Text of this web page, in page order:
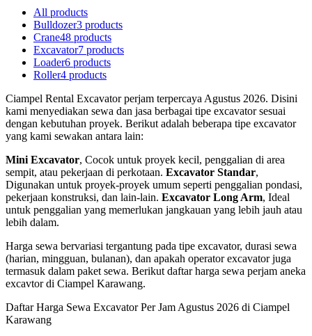
All products
Bulldozer3 products
Crane48 products
Excavator7 products
Loader6 products
Roller4 products
Ciampel Rental Excavator perjam terpercaya Agustus 2026. Disini
kami menyediakan sewa dan jasa berbagai tipe excavator sesuai
dengan kebutuhan proyek. Berikut adalah beberapa tipe excavator
yang kami sewakan antara lain:
Mini Excavator, Cocok untuk proyek kecil, penggalian di area
sempit, atau pekerjaan di perkotaan. Excavator Standar,
Digunakan untuk proyek-proyek umum seperti penggalian pondasi,
pekerjaan konstruksi, dan lain-lain. Excavator Long Arm, Ideal
untuk penggalian yang memerlukan jangkauan yang lebih jauh atau
lebih dalam.
Harga sewa bervariasi tergantung pada tipe excavator, durasi sewa
(harian, mingguan, bulanan), dan apakah operator excavator juga
termasuk dalam paket sewa. Berikut daftar harga sewa perjam aneka
excavtor di Ciampel Karawang.
Daftar Harga Sewa Excavator Per Jam Agustus 2026 di Ciampel
Karawang